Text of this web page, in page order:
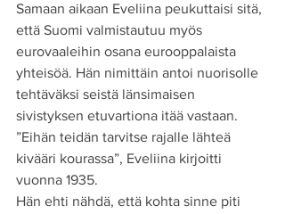
Samaan aikaan Eveliina peukuttaisi sitä,
että Suomi valmistautuu myös
eurovaaleihin osana eurooppalaista
yhteisöä. Hän nimittäin antoi nuorisolle
tehtäväksi seistä länsimaisen
sivistyksen etuvartiona itää vastaan.
”Eihän teidän tarvitse rajalle lähteä
kivääri kourassa”, Eveliina kirjoitti
vuonna 1935.
Hän ehti nähdä, että kohta sinne piti